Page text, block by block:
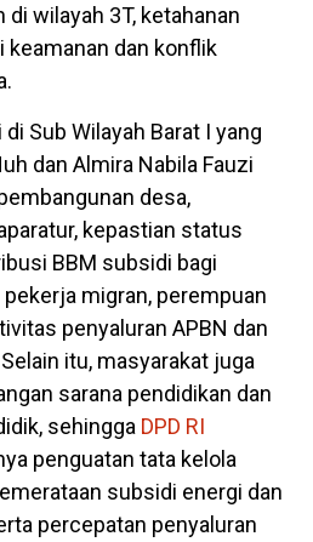
wilayah 3T, ketahanan
keamanan dan konflik
Sub Wilayah Barat I yang
dan Almira Nabila Fauzi
desa,
kepastian status
BBM subsidi bagi
migran, perempuan
penyaluran APBN dan
itu, masyarakat juga
sarana pendidikan dan
sehingga DPD RI
penguatan tata kelola
subsidi energi dan
percepatan penyaluran